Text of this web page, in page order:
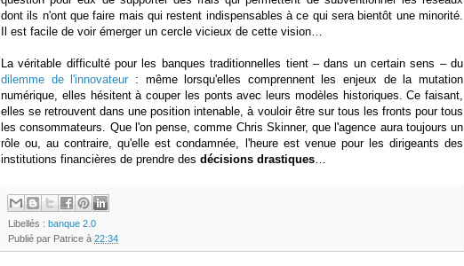
dont ils n'ont que faire mais qui restent indispensables à ce qui sera bientôt une minorité.
Il est facile de voir émerger un cercle vicieux de cette vision…
La véritable difficulté pour les banques traditionnelles tient – dans un certain sens – du
dilemme de l'innovateur : même lorsqu'elles comprennent les enjeux de la mutation
numérique, elles hésitent à couper les ponts avec leurs modèles historiques. Ce faisant,
elles se retrouvent dans une position intenable, à vouloir être sur tous les fronts pour tous
les consommateurs. Que l'on pense, comme Chris Skinner, que l'agence aura toujours un
rôle ou, au contraire, qu'elle est condamnée, l'heure est venue pour les dirigeants des
institutions financières de prendre des décisions drastiques…
Libellés : banque 2.0
Publié par Patrice à 22:34